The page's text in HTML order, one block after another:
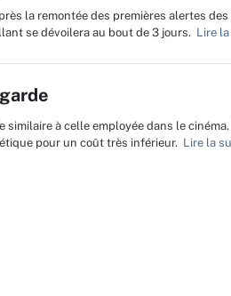
la remontée des premières alertes
se dévoilera au bout de 3 jours. Lire
à celle employée dans le
pour un coût très inférieur. Lire la